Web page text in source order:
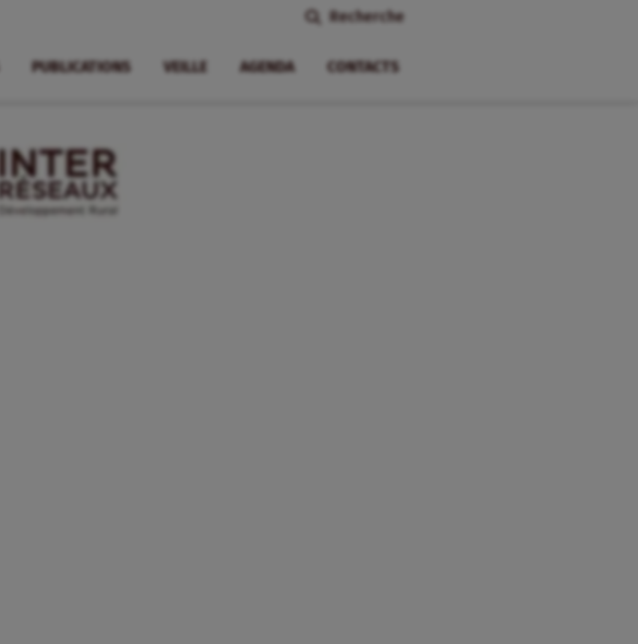
Recherche
PUBLICATIONS VEILLE AGENDA CONTACTS